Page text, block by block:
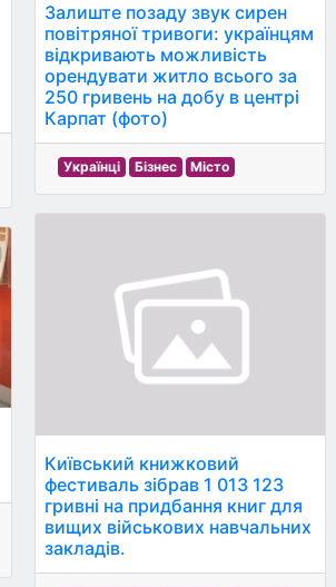
Залиште позаду звук сирен
повітряної тривоги: українцям
відкривають можливість
орендувати житло всього за
250 гривень на добу в центрі
Карпат (фото)
Українці Бізнес Місто
Київський книжковий
фестиваль зібрав 1 013 123
гривні на придбання книг для
вищих військових навчальних
закладів.